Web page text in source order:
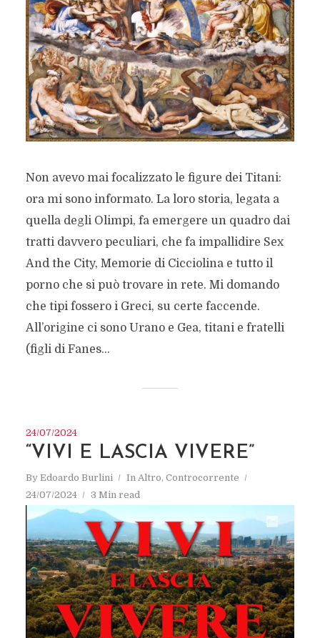
Non avevo mai focalizzato le figure dei Titani:
ora mi sono informato. La loro storia, legata a
quella degli Olimpi, fa emergere un quadro dai
tratti davvero peculiari, che fa impallidire Sex
And the City, Memorie di Cicciolina e tutto il
porno che si può trovare in rete. Mi domando
che tipi fossero i Greci, su certe faccende.
All’origine ci sono Urano e Gea, titani e fratelli
(figli di Fanes...
24/07/2024
“VIVI E LASCIA VIVERE”
By Edoardo Burlini In Altro, Controcorrente
24/07/2024
3 Min read